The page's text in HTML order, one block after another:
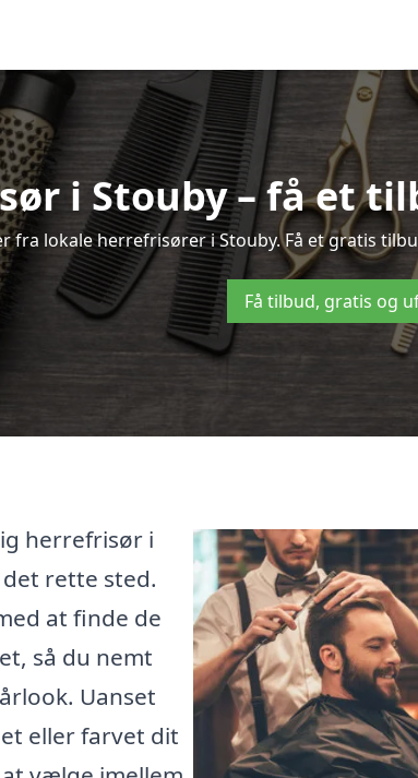
i Stouby – få et
fra lokale herrefrisører i Stouby. Få et gratis
Få tilbud, gratis og
herrefrisør i
rette sted.
at finde de
så du nemt
Uanset
eller farvet dit